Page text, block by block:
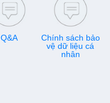
Q&A
Chính sách bảo
vệ dữ liệu cá
nhân